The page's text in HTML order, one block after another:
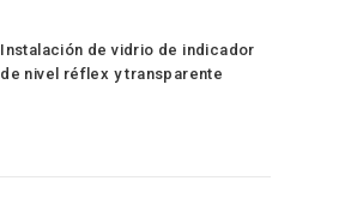
Instalación de vidrio de indicador
de nivel réflex y transparente